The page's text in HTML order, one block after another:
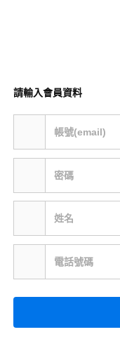
請輸入會員資料
帳號(email)
密碼
姓名
電話號碼